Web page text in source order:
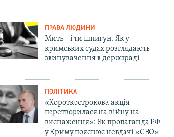
ПРАВА ЛЮДИНИ
Мить – і ти шпигун. Як у
кримських судах розглядають
звинувачення в держзраді
ПОЛІТИКА
«Короткострокова акція
перетворилася на війну на
виснаження»: Як пропаганда РФ
у Криму пояснює невдачі «СВО»